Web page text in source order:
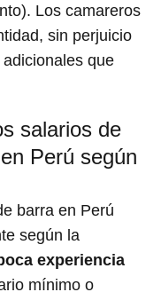
Los camareros
sin perjuicio
que
salarios de
Perú según
barra en Perú
según la
experiencia
mínimo o